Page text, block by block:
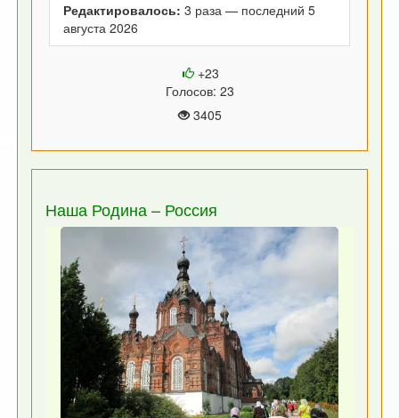
Редактировалось: 3 раза — последний 5
августа 2026
+23
Голосов: 23
3405
Наша Родина – Россия